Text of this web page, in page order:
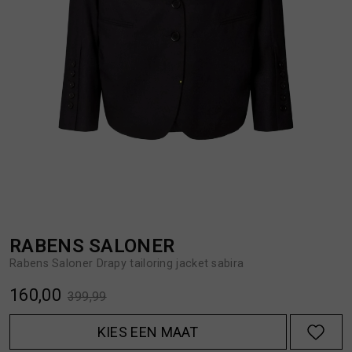
HANDSCHOENEN
OVERHEMDEN
RABENS SALONER
Rabens Saloner Drapy tailoring jacket sabira
160,00 399,99
KIES EEN MAAT